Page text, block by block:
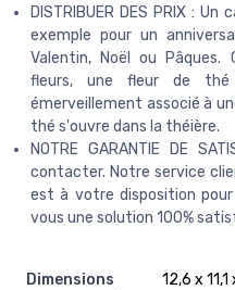
DISTRIBUER DES PRIX :
exemple pour un
Valentin, Noël ou
fleurs, une fleur de thé
émerveillement associé à
thé s'ouvre dans la théière.
NOTRE GARANTIE DE
contacter. Notre service
est à votre disposition
vous une solution 100%
Dimensions
‎12,6 x